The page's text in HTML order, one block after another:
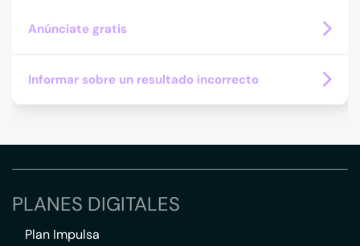
Anúnciate gratis
Informar sobre un resultado incorrecto
PLANES DIGITALES
Plan Impulsa